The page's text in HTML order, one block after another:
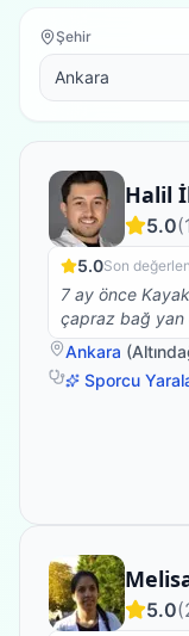
Şehir
Halil
5.0(
5.0Son
7 ay önce
çapraz bağ
kopmalar ve iç
amaliyattan
vardı Halil
her şey için çok
VARSINIZ (
yürümesidir)
Ankara (
Sporcu
5.0(